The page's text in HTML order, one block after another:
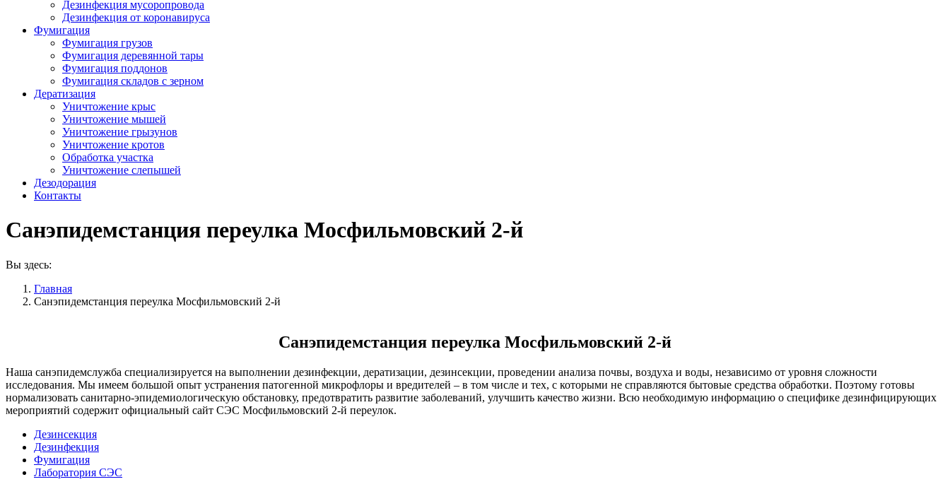
Дезинфекция мусоропровода
Дезинфекция от коронавируса
Фумигация
Фумигация грузов
Фумигация деревянной тары
Фумигация поддонов
Фумигация складов с зерном
Дератизация
Уничтожение крыс
Уничтожение мышей
Уничтожение грызунов
Уничтожение кротов
Обработка участка
Уничтожение слепышей
Дезодорация
Контакты
Санэпидемстанция переулка Мосфильмовский 2-й
Вы здесь:
Главная
Санэпидемстанция переулка Мосфильмовский 2-й
Санэпидемстанция переулка Мосфильмовский 2-й
Наша санэпидемслужба специализируется на выполнении дезинфекции, дератизации, дезинсекции, проведении анализа почвы, воздуха и воды, независимо от уровня сложности
исследования. Мы имеем большой опыт устранения патогенной микрофлоры и вредителей – в том числе и тех, с которыми не справляются бытовые средства обработки. Поэтому готовы
нормализовать санитарно-эпидемиологическую обстановку, предотвратить развитие заболеваний, улучшить качество жизни. Всю необходимую информацию о специфике дезинфицирующих
мероприятий содержит официальный сайт СЭС Мосфильмовский 2-й переулок.
Дезинсекция
Дезинфекция
Фумигация
Лаборатория СЭС